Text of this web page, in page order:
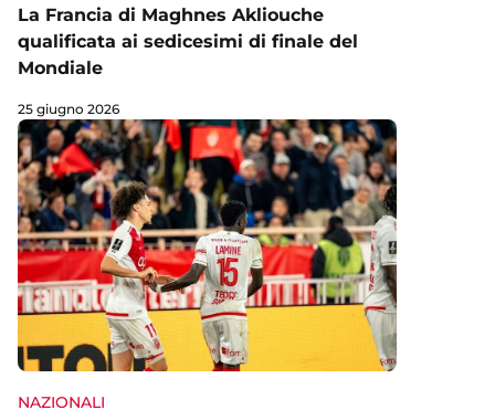
La Francia di Maghnes Akliouche
qualificata ai sedicesimi di finale del
Mondiale
25 giugno 2026
NAZIONALI